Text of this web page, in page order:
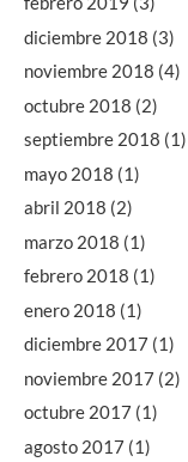
diciembre 2018 (3)
noviembre 2018 (4)
octubre 2018 (2)
septiembre 2018 (1)
mayo 2018 (1)
abril 2018 (2)
marzo 2018 (1)
febrero 2018 (1)
enero 2018 (1)
diciembre 2017 (1)
noviembre 2017 (2)
octubre 2017 (1)
agosto 2017 (1)